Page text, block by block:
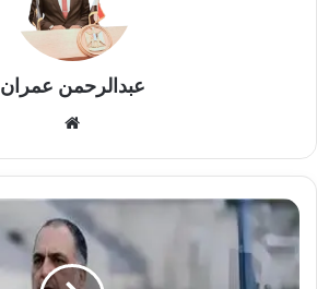
عبدالرحمن عمران
رد
فعل
عنيف